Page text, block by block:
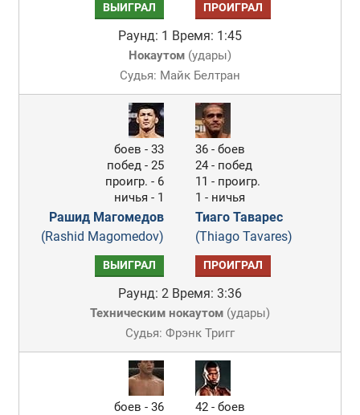
ВЫИГРАЛ ПРОИГРАЛ
Раунд: 1 Время: 1:45
Нокаутом(удары)
Судья: Майк Белтран
боев - 33
побед - 25
проигр. - 6
ничья - 1
Рашид Магомедов
(Rashid Magomedov)
36 - боев
24 - побед
11 - проигр.
1 - ничья
Тиаго Таварес
(Thiago Tavares)
ВЫИГРАЛ ПРОИГРАЛ
Раунд: 2 Время: 3:36
Техническим нокаутом(удары)
Судья: Фрэнк Тригг
боев - 36
42 - боев